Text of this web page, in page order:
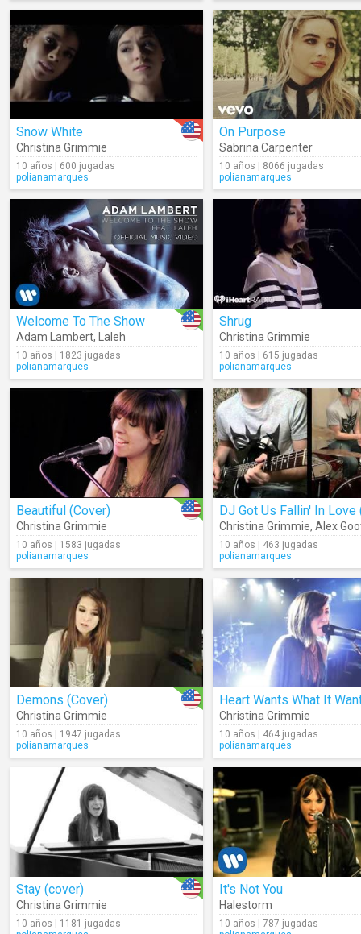
Snow White
Christina Grimmie
10 años | 600 jugadas
polianamarques
On Purpose
Sabrina Carpenter
10 años | 8066 jugadas
polianamarques
Welcome To The Show
Adam Lambert, Laleh
10 años | 1823 jugadas
polianamarques
Shrug
Christina Grimmie
10 años | 615 jugadas
polianamarques
Beautiful (Cover)
Christina Grimmie
10 años | 1583 jugadas
polianamarques
Christina Grimmie, Alex
10 años | 463 jugadas
polianamarques
Demons (Cover)
Christina Grimmie
10 años | 1947 jugadas
polianamarques
Christina Grimmie
10 años | 464 jugadas
polianamarques
Stay (cover)
Christina Grimmie
10 años | 1181 jugadas
It's Not You
Halestorm
10 años | 787 jugadas